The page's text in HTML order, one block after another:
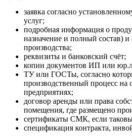
заявка согласно
услуг;
подробная информация о
назначение и полный состав) и
производства;
реквизиты и банковский счёт;
копии документов ИП или
ТУ или ГОСТы, согласно
производственный процесс на
предприятиях;
договор аренды или права
помещения, где размещено
сертификаты СМК, если
спецификация контракта,